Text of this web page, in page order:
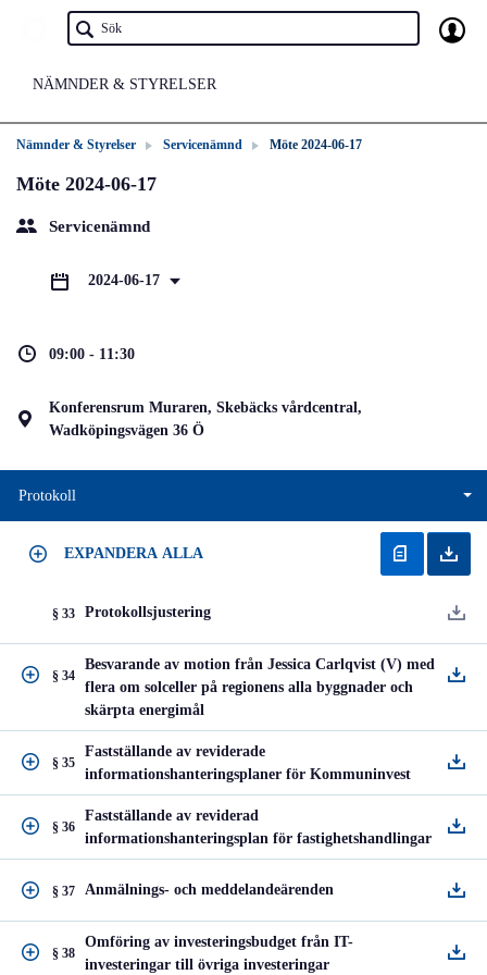
NÄMNDER & STYRELSER
Nämnder & Styrelser Servicenämnd Möte 2024-06-17
Möte 2024-06-17
Servicenämnd
2024-06-17
09:00 - 11:30
Konferensrum Muraren, Skebäcks vårdcentral,
Wadköpingsvägen 36 Ö
Protokoll
EXPANDERA ALLA
§ 33 Protokollsjustering
§ 34
Besvarande av motion från Jessica Carlqvist (V) med
flera om solceller på regionens alla byggnader och
skärpta energimål
§ 35
Fastställande av reviderade
informationshanteringsplaner för Kommuninvest
§ 36
Fastställande av reviderad
informationshanteringsplan för fastighetshandlingar
§ 37 Anmälnings- och meddelandeärenden
§ 38
Omföring av investeringsbudget från IT-
investeringar till övriga investeringar